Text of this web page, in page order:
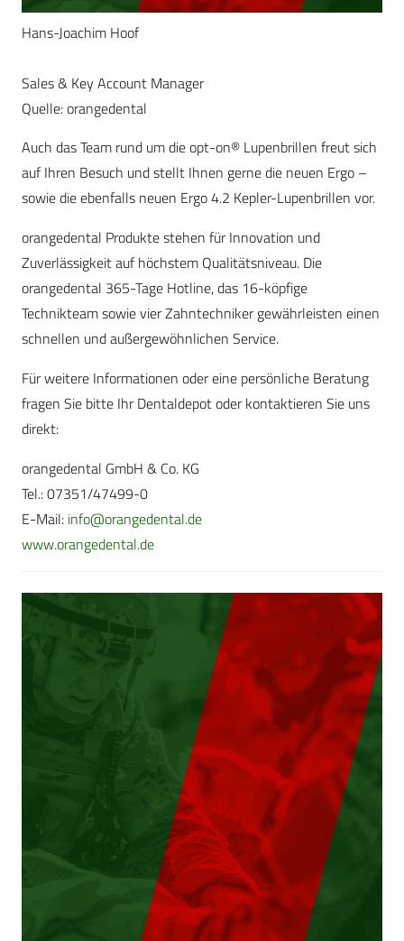
Hans-Joachim Hoof
Sales & Key Account Manager
Quelle: orangedental
Auch das Team rund um die opt-on® Lupenbrillen freut sich
auf Ihren Besuch und stellt Ihnen gerne die neuen Ergo –
sowie die ebenfalls neuen Ergo 4.2 Kepler-Lupenbrillen vor.
orangedental Produkte stehen für Innovation und
Zuverlässigkeit auf höchstem Qualitätsniveau. Die
orangedental 365-Tage Hotline, das 16-köpfige
Technikteam sowie vier Zahntechniker gewährleisten einen
schnellen und außergewöhnlichen Service.
Für weitere Informationen oder eine persönliche Beratung
fragen Sie bitte Ihr Dentaldepot oder kontaktieren Sie uns
direkt:
orangedental GmbH & Co. KG
Tel.: 07351/47499-0
E-Mail: info@orangedental.de
www.orangedental.de